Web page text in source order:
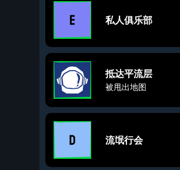
私人俱乐部
抵达平流层
被甩出地图
流氓行会